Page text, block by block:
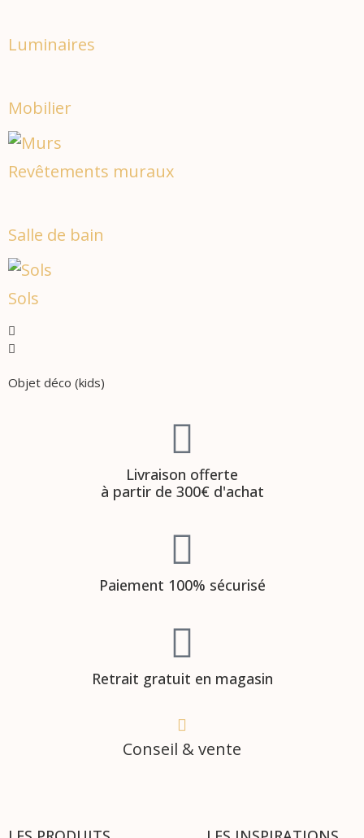
Luminaires
Mobilier
Revêtements muraux
Salle de bain
Sols
Objet déco (kids)
Livraison offerte
à partir de 300€ d'achat
Paiement 100% sécurisé
Retrait gratuit en magasin
Conseil & vente